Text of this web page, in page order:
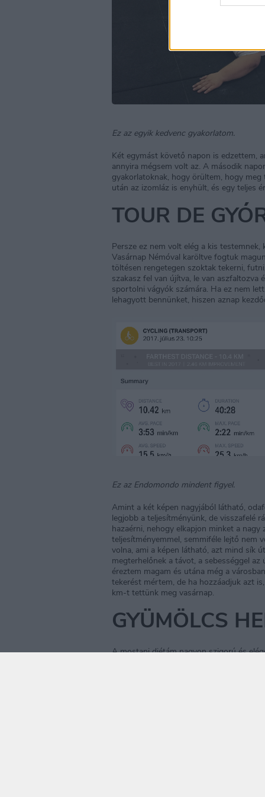
Ez az egyik kedvenc gyakorlatom.
Két egymást követő napon is edzettem,
annyira mégsem volt az. A második
gyakorlatoknak, hogy örültem, hogy
után az izomláz is enyhült, és egy teljes
TOUR DE
Persze ez nem volt elég a kis
Vasárnap Némóval karöltve fogtuk
töltésen rengetegen szoktak tekerni,
szakasz fel van újítva, le van aszfaltozva
sportolni vágyók számára. Ha ez nem
lehagyott bennünket, hiszen aznap
Ez az Endomondo mindent figyel.
Amint a két képen nagyjából látható,
legjobb a teljesítményünk, de visszafelé
hazaérni, nehogy elkapjon minket a
teljesítményemmel, semmiféle lejtő nem
volna, ami a képen látható, azt mind sík
megterhelőnek a távot, a sebességgel
éreztem magam és utána még a
tekerést mértem, de ha hozzáadjuk azt
km-t tettünk meg vasárnap.
GYÜMÖLCS
A mostani diétám nagyon szigorú és